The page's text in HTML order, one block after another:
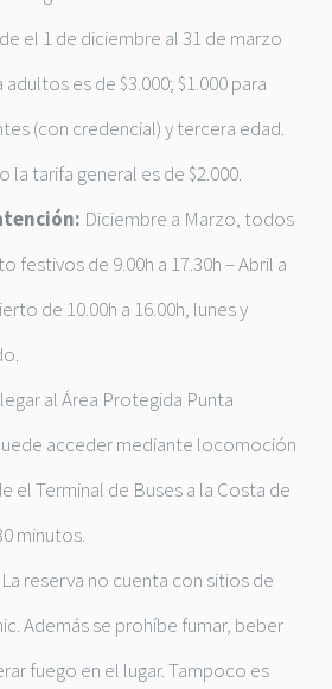
el 1 de diciembre al 31 de marzo
es de $3.000; $1.000 para
(con credencial) y tercera edad.
la tarifa general es de $2.000.
Diciembre a Marzo, todos
festivos de 9.00h a 17.30h – Abril a
de 10.00h a 16.00h, lunes y
al Área Protegida Punta
acceder mediante locomoción
el Terminal de Buses a la Costa de
minutos.
La reserva no cuenta con sitios de
Además se prohíbe fumar, beber
fuego en el lugar. Tampoco es